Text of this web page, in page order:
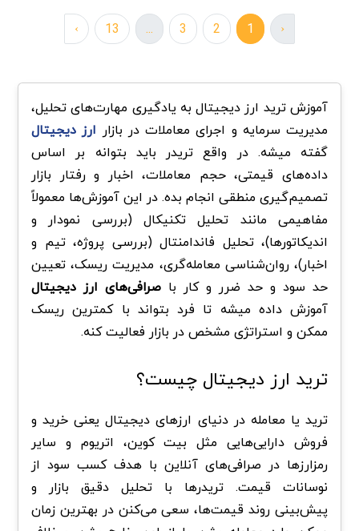
‹
1
2
3
...
13
›
آموزش ترید ارز دیجیتال به یادگیری مهارت‌های تحلیل،
مدیریت سرمایه و اجرای معاملات در بازار ارز دیجیتال
گفته میشه. در واقع تریدر باید بتوانه بر اساس
داده‌های قیمتی، حجم معاملات، اخبار و رفتار بازار
تصمیم‌گیری منطقی انجام بده. در این آموزش‌ها معمولاً
مفاهیمی مانند تحلیل تکنیکال (بررسی نمودار و
اندیکاتورها)، تحلیل فاندامنتال (بررسی پروژه، تیم و
اخبار)، روان‌شناسی معامله‌گری، مدیریت ریسک، تعیین
حد سود و حد ضرر و کار با صرافی‌های ارز دیجیتال
آموزش داده میشه تا فرد بتواند با کمترین ریسک
ممکن و استراتژی مشخص در بازار فعالیت کنه.
ترید ارز دیجیتال چیست؟
ترید یا معامله در دنیای ارزهای دیجیتال یعنی خرید و
فروش دارایی‌هایی مثل بیت‌ کوین، اتریوم و سایر
رمزارزها در صرافی‌های آنلاین با هدف کسب سود از
نوسانات قیمت. تریدرها با تحلیل دقیق بازار و
پیش‌بینی روند قیمت‌ها، سعی می‌کنن در بهترین زمان